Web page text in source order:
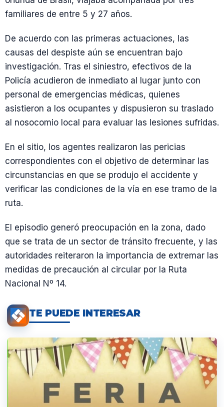
familiares de entre 5 y 27 años.
De acuerdo con las primeras actuaciones, las
causas del despiste aún se encuentran bajo
investigación. Tras el siniestro, efectivos de la
Policía acudieron de inmediato al lugar junto con
personal de emergencias médicas, quienes
asistieron a los ocupantes y dispusieron su traslado
al nosocomio local para evaluar las lesiones sufridas.
En el sitio, los agentes realizaron las pericias
correspondientes con el objetivo de determinar las
circunstancias en que se produjo el accidente y
verificar las condiciones de la vía en ese tramo de la
ruta.
El episodio generó preocupación en la zona, dado
que se trata de un sector de tránsito frecuente, y las
autoridades reiteraron la importancia de extremar las
medidas de precaución al circular por la Ruta
Nacional Nº 14.
TE PUEDE INTERESAR